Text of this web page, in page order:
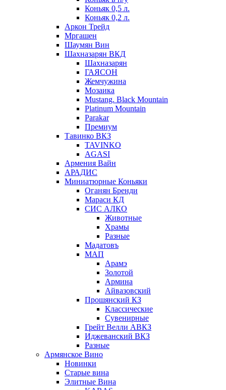
Коньяк 0,5 л.
Коньяк 0,2 л.
Аркон Трейд
Мргашен
Шаумян Вин
Шахназарян ВКД
Шахназарян
ГАЯСОН
Жемчужина
Мозаика
Mustang. Black Mountain
Platinum Mountain
Parakar
Премиум
Тавинко ВКЗ
TAVINKO
AGASI
Армения Вайн
АРАДИС
Миниатюрные Коньяки
Оганян Бренди
Мараси КД
СИС АЛКО
Животные
Храмы
Разные
Мадатовъ
МАП
Арамэ
Золотой
Армина
Айвазовский
Прошянский КЗ
Классические
Сувенирные
Грейт Велли АВКЗ
Иджеванский ВКЗ
Разные
Армянское Вино
Новинки
Старые вина
Элитные Вина